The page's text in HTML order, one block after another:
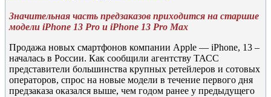
Значительная часть предзаказов приходится на старшие
модели iPhone 13 Pro и iPhone 13 Pro Max
Продажа новых смартфонов компании Apple — iPhone, 13 –
началась в России. Как сообщили агентству ТАСС
представители большинства крупных ретейлеров и сотовых
операторов, спрос на новые модели в течение первого дня
предзаказа оказался выше, чем годом ранее у предыдущего